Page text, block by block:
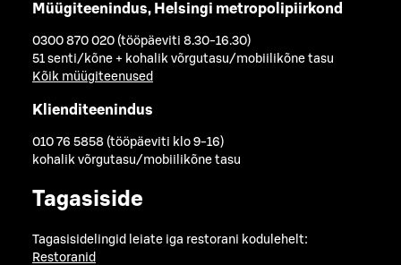
Müügiteenindus, Helsingi metropolipiirkond
0300 870 020 (tööpäeviti 8.30-16.30)
51 senti/kõne + kohalik võrgutasu/mobiilikõne tasu
Kõik müügiteenused
Klienditeenindus
010 76 5858 (tööpäeviti klo 9-16)
kohalik võrgutasu/mobiilikõne tasu
Tagasiside
Tagasisidelingid leiate iga restorani kodulehelt:
Restoranid